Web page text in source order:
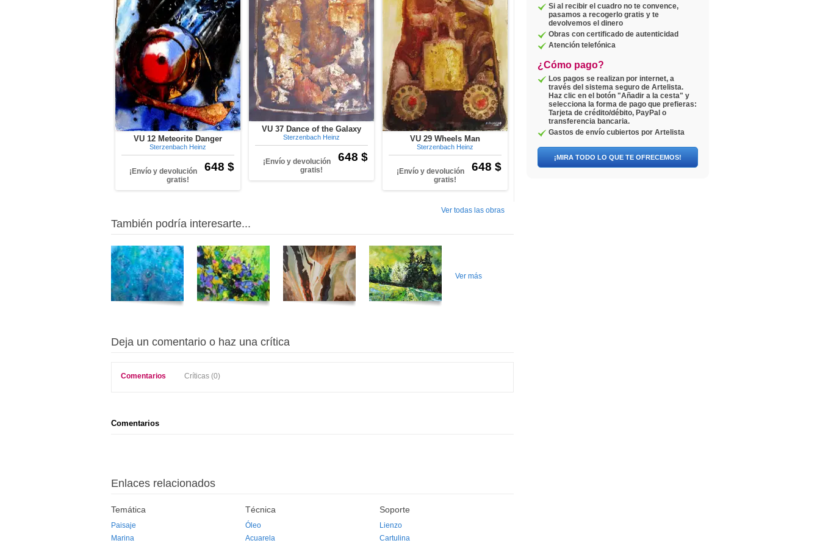
Si al recibir el cuadro no te convence,
pasamos a recogerlo gratis y te
devolvemos el dinero
Obras con certificado de autenticidad
Atención telefónica
¿Cómo pago?
Los pagos se realizan por internet, a
través del sistema seguro de Artelista.
Haz clic en el botón "Añadir a la cesta" y
selecciona la forma de pago que prefieras:
Tarjeta de crédito/débito, PayPal o
transferencia bancaria.
Gastos de envío cubiertos por Artelista
¡MIRA TODO LO QUE TE OFRECEMOS!
VU 37 Dance of the Galaxy
Sterzenbach Heinz
648 $
¡Envío y devolución
gratis!
VU 29 Wheels Man
Sterzenbach Heinz
648 $
¡Envío y devolución
gratis!
VU 12 Meteorite Danger
Sterzenbach Heinz
648 $
¡Envío y devolución
gratis!
Ver todas las obras
También podría interesarte...
Ver más
Deja un comentario o haz una crítica
Comentarios Críticas (0)
Comentarios
Enlaces relacionados
Temática
Paisaje
Marina
Técnica
Óleo
Acuarela
Soporte
Lienzo
Cartulina